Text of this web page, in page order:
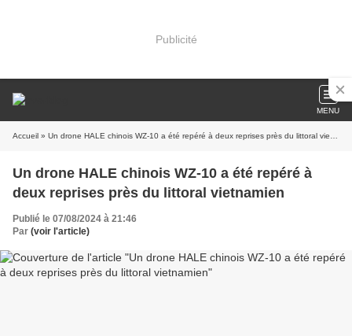
Publicité
MENU
Accueil » Un drone HALE chinois WZ-10 a été repéré à deux reprises près du littoral vietnamien
Un drone HALE chinois WZ-10 a été repéré à
deux reprises près du littoral vietnamien
Publié le 07/08/2024 à 21:46
Par (voir l'article)